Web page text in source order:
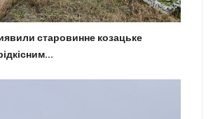
старовинне козацьке